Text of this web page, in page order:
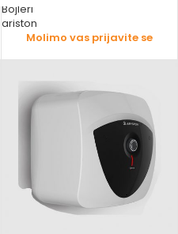
Bojleri
ariston
Molimo vas prijavite se